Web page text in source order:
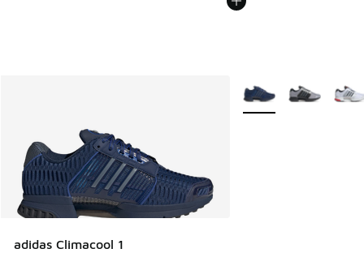
adidas Climacool 1
Meer kleuren